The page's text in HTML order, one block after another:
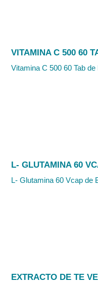
VITAMINA C 500 60
Vitamina C 500 60 Tab
L- GLUTAMINA 60
L- Glutamina 60 Vcap de
EXTRACTO DE TE